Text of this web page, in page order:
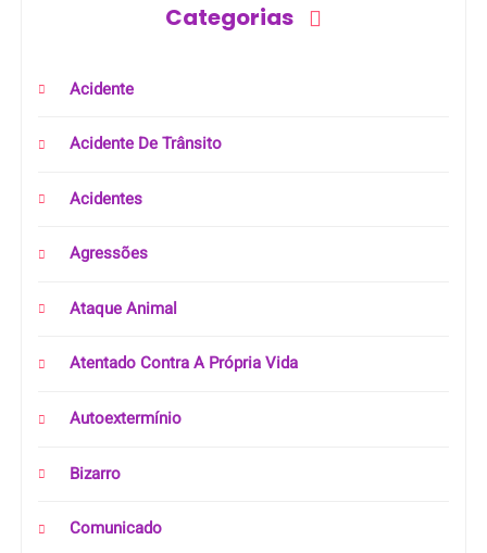
Categorias
Acidente
Acidente De Trânsito
Acidentes
Agressões
Ataque Animal
Atentado Contra A Própria Vida
Autoextermínio
Bizarro
Comunicado